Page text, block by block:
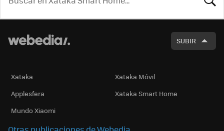
SUBIR
Xataka
Xataka Móvil
Applesfera
Xataka Smart Home
Mundo Xiaomi